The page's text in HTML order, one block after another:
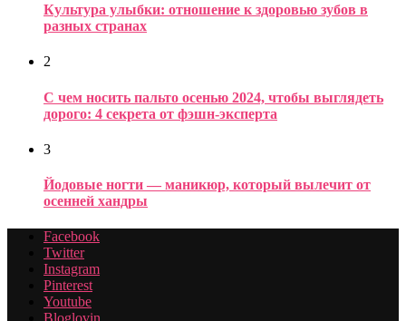
Культура улыбки: отношение к здоровью зубов в
разных странах
2
С чем носить пальто осенью 2024, чтобы выглядеть
дорого: 4 секрета от фэшн-эксперта
3
Йодовые ногти — маникюр, который вылечит от
осенней хандры
Facebook
Twitter
Instagram
Pinterest
Youtube